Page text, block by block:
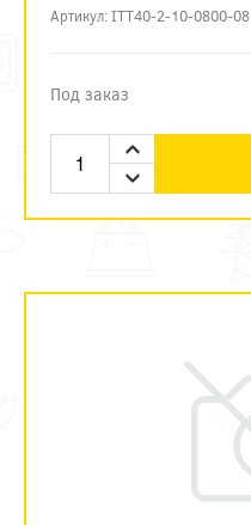
Артикул: ITT40-2-10-0800-08
Под заказ